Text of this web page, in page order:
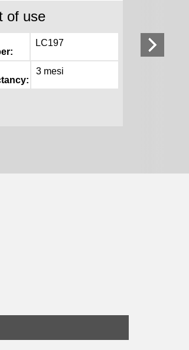
of use
LC197
3 mesi
Part
Number